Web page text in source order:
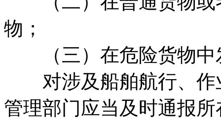
物；
（三）在危险货物中
对涉及船舶航行、作
管理部门应当及时通报